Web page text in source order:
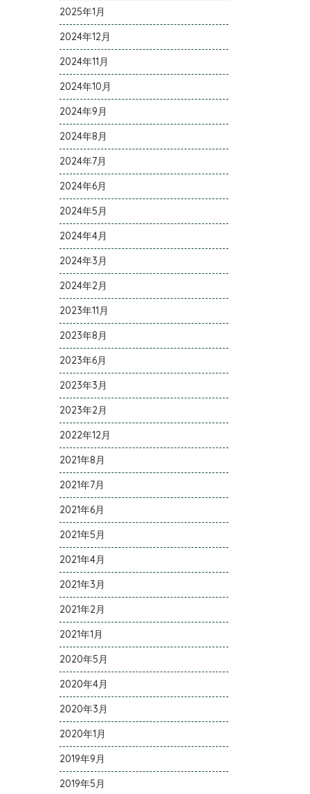
2025年1月
2024年12月
2024年11月
2024年10月
2024年9月
2024年8月
2024年7月
2024年6月
2024年5月
2024年4月
2024年3月
2024年2月
2023年11月
2023年8月
2023年6月
2023年3月
2023年2月
2022年12月
2021年8月
2021年7月
2021年6月
2021年5月
2021年4月
2021年3月
2021年2月
2021年1月
2020年5月
2020年4月
2020年3月
2020年1月
2019年9月
2019年5月